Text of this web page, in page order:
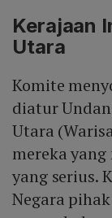
Kerajaan
Utara
Komite
diatur
Utara
mereka
yang serius.
Negara